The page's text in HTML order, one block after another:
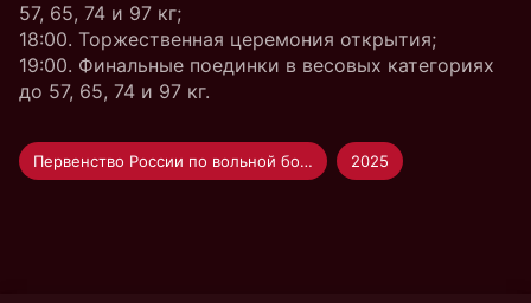
57, 65, 74 и 97 кг;
18:00. Торжественная церемония открытия;
19:00. Финальные поединки в весовых категориях
до 57, 65, 74 и 97 кг.
Первенство России по вольной борьбе U-20 2025